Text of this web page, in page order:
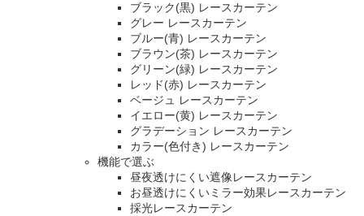
ブラック(黒) レースカーテン
グレー レースカーテン
ブルー(青) レースカーテン
ブラウン(茶) レースカーテン
グリーン(緑) レースカーテン
レッド(赤) レースカーテン
ベージュ レースカーテン
イエロー(黄) レースカーテン
グラデーション レースカーテン
カラー(色付き) レースカーテン
機能で選ぶ
昼夜透けにくい遮像レースカーテン
お昼透けにくいミラー効果レースカーテン
採光レースカーテン